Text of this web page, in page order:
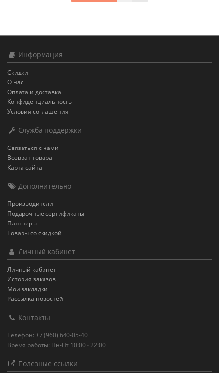
Информация
Скидки
О нас
Оплата и доставка
Конфиденциальность
Условия соглашения
Служба поддержки
Связаться с нами
Возврат товара
Карта сайта
Дополнительно
Производители
Подарочные сертификаты
Партнёры
Товары со скидкой
Личный кабинет
Личный кабинет
История заказов
Мои закладки
Рассылка новостей
Контакты
Телефон: +7 (960) 640-05-40
Время работы: Пн-Пт 10:00 - 22:00
Полезные ссылки